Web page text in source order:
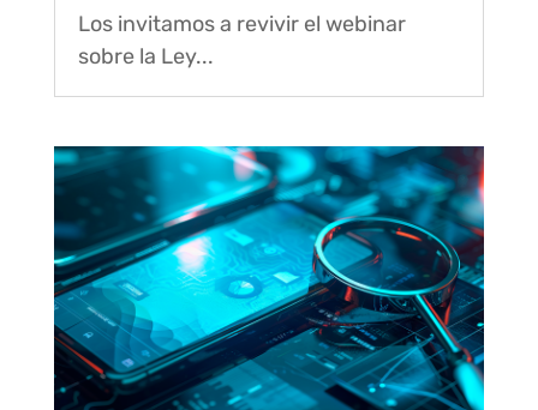
Los invitamos a revivir el webinar
sobre la Ley...